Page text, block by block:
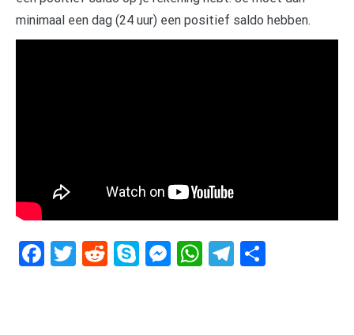
minimaal een dag (24 uur) een positief saldo hebben.
Facebook
Twitter
RedditSkypeMessenger
WhatsApp
Telegram